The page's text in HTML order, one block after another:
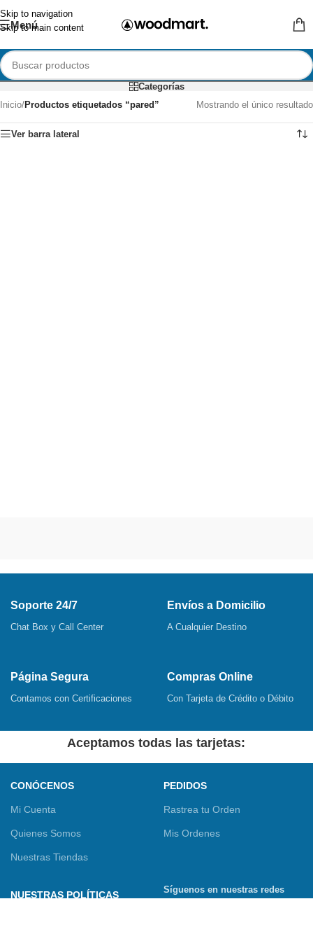
Skip to navigation
Skip to main content
Menú
Categorías
Inicio/Productos etiquetados “pared” Mostrando el único resultado
Ver barra lateral
Soporte 24/7
Chat Box y Call Center
Envíos a Domicilio
A Cualquier Destino
Página Segura
Contamos con Certificaciones
Compras Online
Con Tarjeta de Crédito o Débito
Aceptamos todas las tarjetas:
CONÓCENOS
Mi Cuenta
Quienes Somos
Nuestras Tiendas
PEDIDOS
Rastrea tu Orden
Mis Ordenes
NUESTRAS POLÍTICAS
Síguenos en nuestras redes